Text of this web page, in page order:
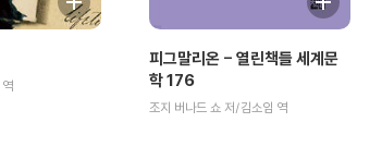
피그말리온 - 열린책들 세계문
학 176
조지 버나드 쇼 저/김소임 역